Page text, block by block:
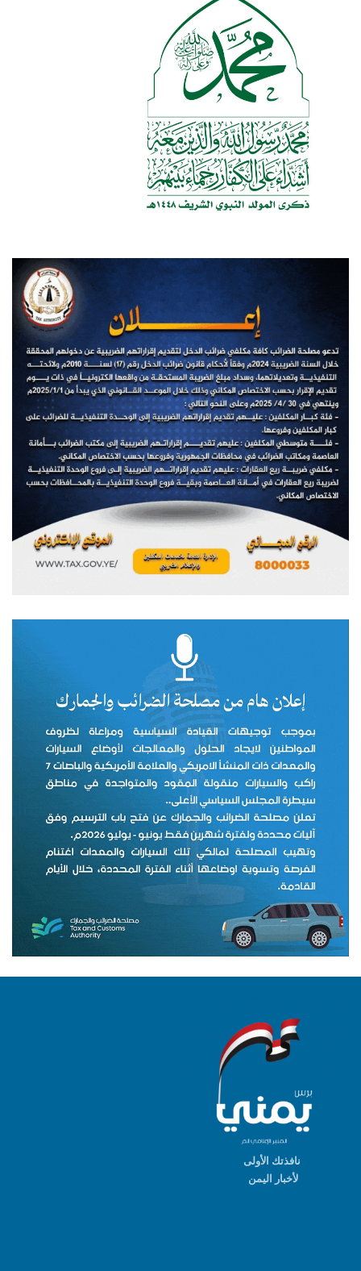
نافذتك الأولى
لأخبار اليمن